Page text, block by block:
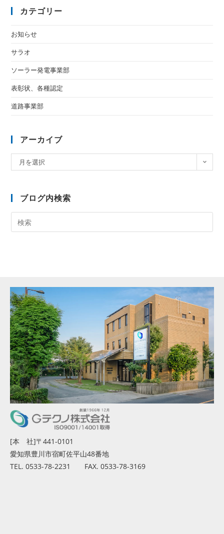
カテゴリー
お知らせ
サラオ
ソーラー発電事業部
表彰状、各種認定
道路事業部
アーカイブ
月を選択
ブログ内検索
[本 社]〒441-0101
愛知県豊川市宿町佐平山48番地
TEL. 0533-78-2231 FAX. 0533-78-3169